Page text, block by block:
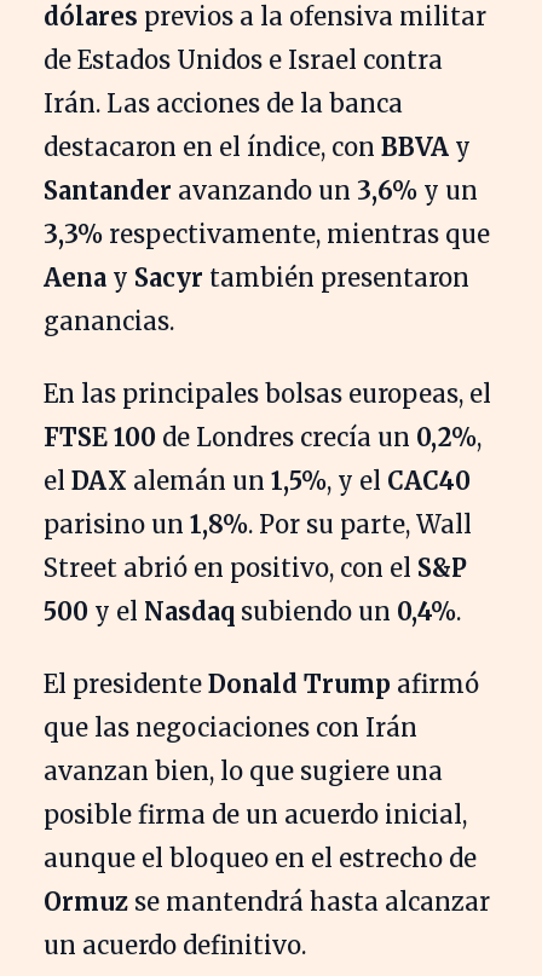
dólares previos a la ofensiva militar
de Estados Unidos e Israel contra
Irán. Las acciones de la banca
destacaron en el índice, con BBVA y
Santander avanzando un 3,6% y un
3,3% respectivamente, mientras que
Aena y Sacyr también presentaron
ganancias.
En las principales bolsas europeas, el
FTSE 100 de Londres crecía un 0,2%,
el DAX alemán un 1,5%, y el CAC40
parisino un 1,8%. Por su parte, Wall
Street abrió en positivo, con el S&P
500 y el Nasdaq subiendo un 0,4%.
El presidente Donald Trump afirmó
que las negociaciones con Irán
avanzan bien, lo que sugiere una
posible firma de un acuerdo inicial,
aunque el bloqueo en el estrecho de
Ormuz se mantendrá hasta alcanzar
un acuerdo definitivo.